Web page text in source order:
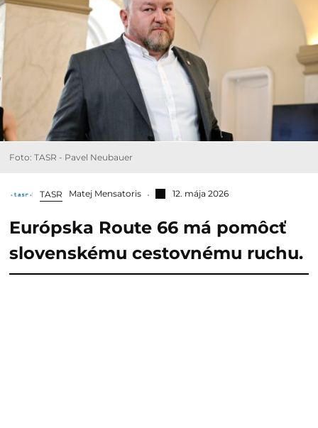
Foto: TASR - Pavel Neubauer
TASR Matej Mensatoris 12. mája 2026
Európska Route 66 má pomôcť
slovenskému cestovnému ruchu.